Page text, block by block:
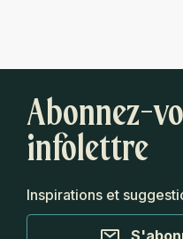
Abonnez-
infolettre
Inspirations et